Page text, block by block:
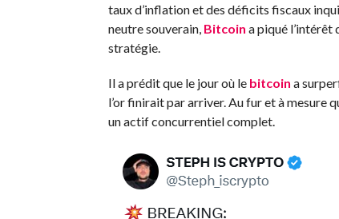
taux d’inflation et des déficits fiscaux
neutre souverain, Bitcoin a piqué
stratégie.
Il a prédit que le jour où le bitcoin a
l’or finirait par arriver. Au fur et à mesure
un actif concurrentiel complet.